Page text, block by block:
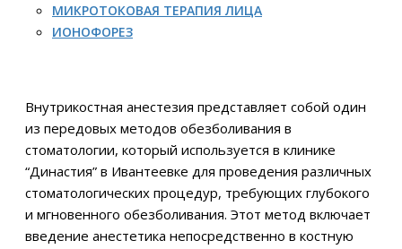
МИКРОТОКОВАЯ ТЕРАПИЯ ЛИЦА
ИОНОФОРЕЗ
Внутрикостная анестезия представляет собой один
из передовых методов обезболивания в
стоматологии, который используется в клинике
“Династия” в Ивантеевке для проведения различных
стоматологических процедур, требующих глубокого
и мгновенного обезболивания. Этот метод включает
введение анестетика непосредственно в костную